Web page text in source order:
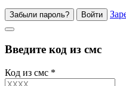
Забыли пароль? Войти
Введите код из смс
Код из смс *